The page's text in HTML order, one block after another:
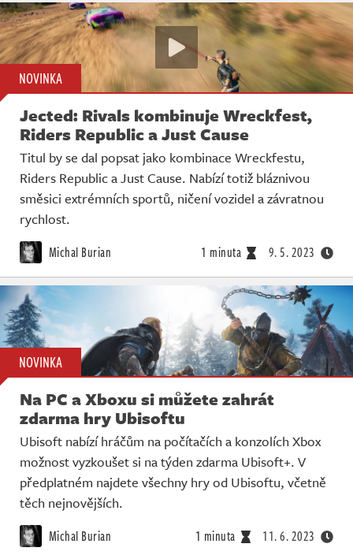
NOVINKA
Jected: Rivals kombinuje Wreckfest,
Riders Republic a Just Cause
Titul by se dal popsat jako kombinace Wreckfestu,
Riders Republic a Just Cause. Nabízí totiž bláznivou
směsici extrémních sportů, ničení vozidel a závratnou
rychlost.
Michal Burian 1 minuta 9. 5. 2023
NOVINKA
Na PC a Xboxu si můžete zahrát
zdarma hry Ubisoftu
Ubisoft nabízí hráčům na počítačích a konzolích Xbox
možnost vyzkoušet si na týden zdarma Ubisoft+. V
předplatném najdete všechny hry od Ubisoftu, včetně
těch nejnovějších.
Michal Burian 1 minuta 11. 6. 2023